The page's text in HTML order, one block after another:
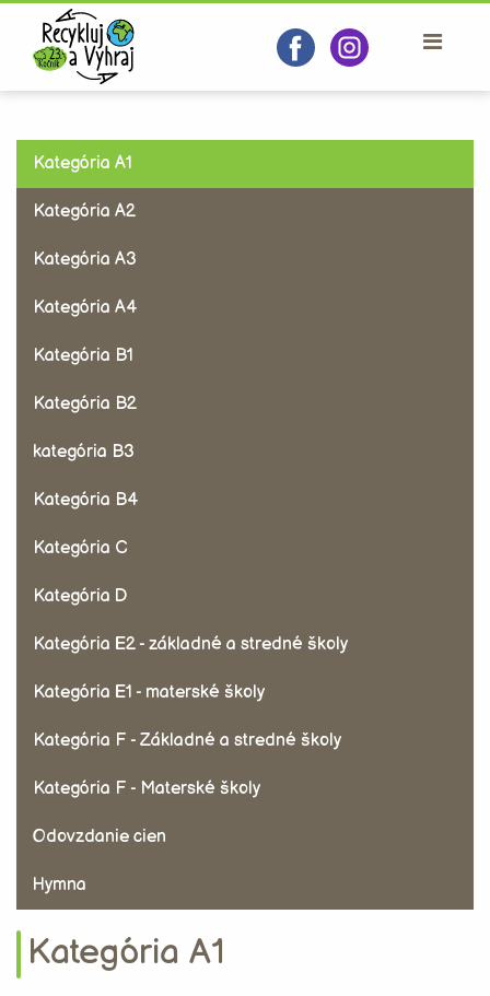
Kategória A1
Kategória A2
Kategória A3
Kategória A4
Kategória B1
Kategória B2
kategória B3
Kategória B4
Kategória C
Kategória D
Kategória E2 - základné a stredné školy
Kategória E1 - materské školy
Kategória F - Základné a stredné školy
Kategória F - Materské školy
Odovzdanie cien
Hymna
Kategória A1